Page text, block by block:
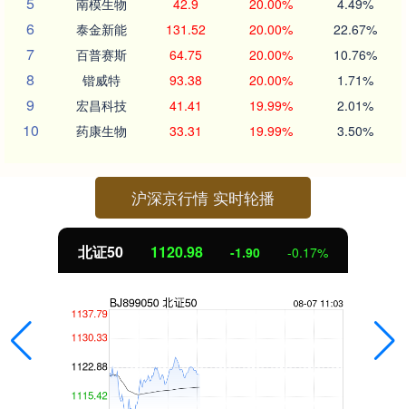
南模生物 42.9 20.00% 4.49%
6 泰金新能 131.52 20.00% 22.67%
7 百普赛斯 64.75 20.00% 10.76%
8 锴威特 93.38 20.00% 1.71%
9 宏昌科技 41.41 19.99% 2.01%
10 药康生物 33.31 19.99% 3.50%
沪深京行情 实时轮播
北证50 1120.98 -1.90 -0.17%